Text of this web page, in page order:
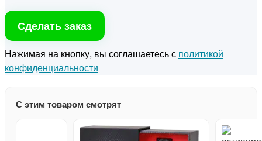
Сделать заказ
Нажимая на кнопку, вы соглашаетесь с политикой
конфиденциальности
С этим товаром смотрят